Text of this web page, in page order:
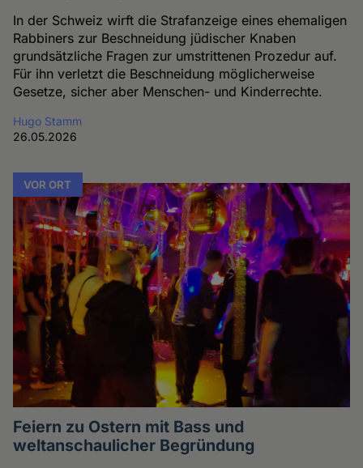
In der Schweiz wirft die Strafanzeige eines ehemaligen
Rabbiners zur Beschneidung jüdischer Knaben
grundsätzliche Fragen zur umstrittenen Prozedur auf.
Für ihn verletzt die Beschneidung möglicherweise
Gesetze, sicher aber Menschen- und Kinderrechte.
Hugo Stamm
26.05.2026
VOR ORT
Feiern zu Ostern mit Bass und
weltanschaulicher Begründung